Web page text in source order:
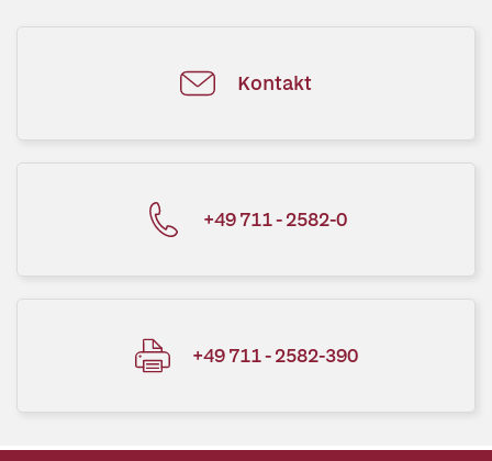
Kontakt
+49 711 - 2582-0
+49 711 - 2582-390